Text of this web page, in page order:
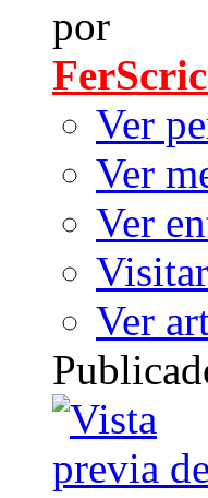
por
Ver
Ver
Ver
Ver